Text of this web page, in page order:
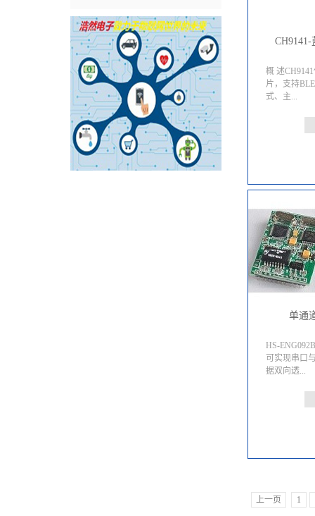
概 述
片，支持
式、主...
机模式和从
921600bps
单通
HS-
可实现串口
据双向透...
明传输。
安装。
上一页 1